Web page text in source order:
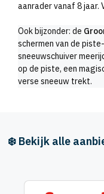
aanrader vanaf 8 jaar.
Ook bijzonder: de
schermen van de
sneeuwschuiver
op de piste, een
verse sneeuw trekt.
❄️ Bekijk alle